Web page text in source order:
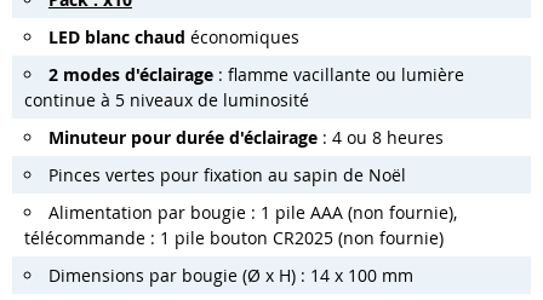
LED blanc chaud économiques
2 modes d'éclairage : flamme vacillante ou lumière
continue à 5 niveaux de luminosité
Minuteur pour durée d'éclairage : 4 ou 8 heures
Pinces vertes pour fixation au sapin de Noël
Alimentation par bougie : 1 pile AAA (non fournie),
télécommande : 1 pile bouton CR2025 (non fournie)
Dimensions par bougie (Ø x H) : 14 x 100 mm